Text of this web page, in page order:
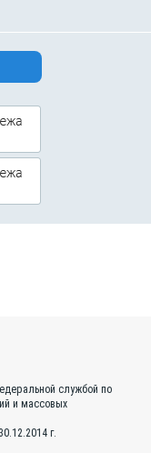
службой по
и массовых
г.